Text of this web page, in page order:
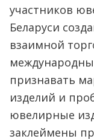
участников
Беларуси
взаимной
признавать
изделий и
ювелирные
заклеймены